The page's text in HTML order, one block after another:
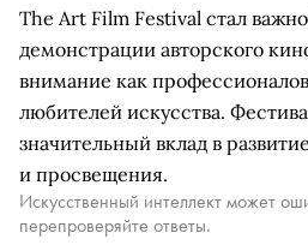
The Art Film Festival стал
демонстрации авторского
внимание как
любителей искусства.
значительный вклад в
и просвещения.
Искусственный интеллект может
перепроверяйте ответы.